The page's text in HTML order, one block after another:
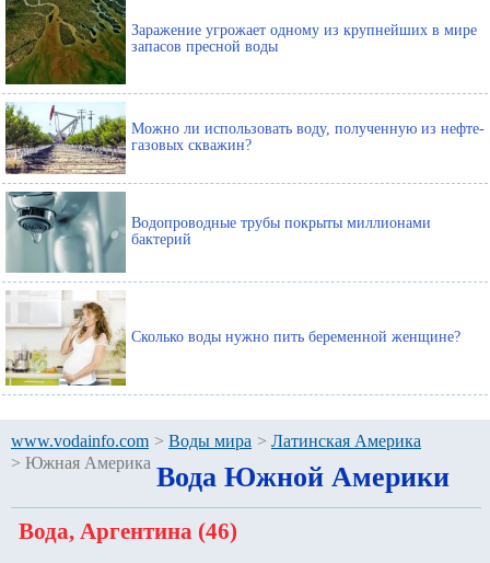
Заражение угрожает одному из крупнейших в мире
запасов пресной воды
Можно ли использовать воду, полученную из нефте-
газовых скважин?
Водопроводные трубы покрыты миллионами
бактерий
Сколько воды нужно пить беременной женщине?
www.vodainfo.com > Воды мира > Латинская Америка
> Южная Америка Вода Южной Америки
Вода, Аргентина (46)